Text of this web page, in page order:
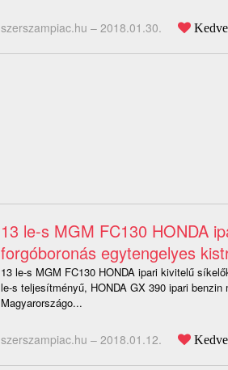
szerszampiac.hu – 2018.01.30.
13 le-s MGM FC130 HONDA
forgóboronás egytengelyes
13 le-s MGM FC130 HONDA ipari kivitelű
le-s teljesítményű, HONDA GX 390 ipari
Magyarországo...
szerszampiac.hu – 2018.01.12.